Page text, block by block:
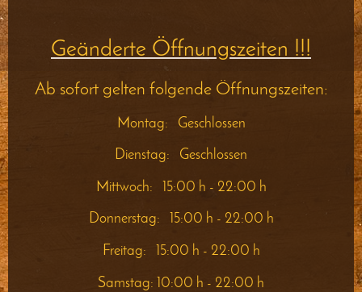
Geänderte Öffnungszeiten !!!
Ab sofort gelten folgende Öffnungszeiten:
Montag: Geschlossen
Dienstag: Geschlossen
Mittwoch: 15:00 h - 22:00 h
Donnerstag: 15:00 h - 22:00 h
Freitag: 15:00 h - 22:00 h
Samstag: 10:00 h - 22:00 h